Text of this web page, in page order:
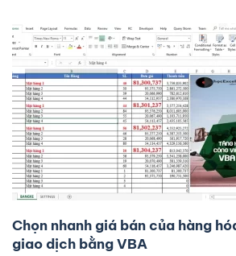
Chọn nhanh giá bán của hàng
giao dịch bằng VBA